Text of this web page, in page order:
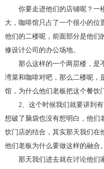
你要走进他们的店铺呢？一
大，咖啡馆只占了一个很小的位
他们的二楼呢，前面部分是他们
修设计公司的办公场地。
那么这样的一个两层楼，是
湾菜和咖啡对吧，那么二楼呢，
馆，为什么他们老板把这个餐饮
2、这个时候我们就要讲到
想破了脑袋也没有想明白，他们
饮门店的结合，其实那天我们在
他们老板为什么要做这样的融合。
那天我们进去就在讨论他们